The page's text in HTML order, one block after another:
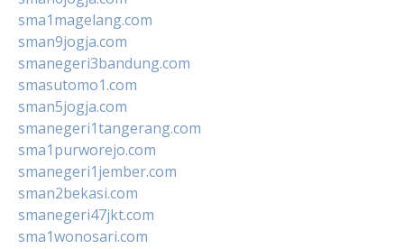
sma1magelang.com
sman9jogja.com
smanegeri3bandung.com
smasutomo1.com
sman5jogja.com
smanegeri1tangerang.com
sma1purworejo.com
smanegeri1jember.com
sman2bekasi.com
smanegeri47jkt.com
sma1wonosari.com